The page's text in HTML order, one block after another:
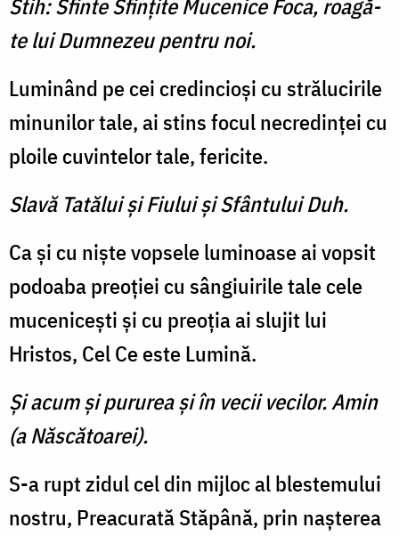
Stih: Sfinte Sfinţite Mucenice Foca, roagă-
te lui Dumnezeu pentru noi.
Luminând pe cei credincioşi cu strălucirile
minunilor tale, ai stins focul necredinţei cu
ploile cuvintelor tale, fericite.
Slavă Tatălui şi Fiului şi Sfântului Duh.
Ca şi cu nişte vopsele luminoase ai vopsit
podoaba preoţiei cu sângiuirile tale cele
muceniceşti şi cu preoţia ai slujit lui
Hristos, Cel Ce este Lumină.
Şi acum şi pururea şi în vecii vecilor. Amin
(a Născătoarei).
S-a rupt zidul cel din mijloc al blestemului
nostru, Preacurată Stăpână, prin naşterea